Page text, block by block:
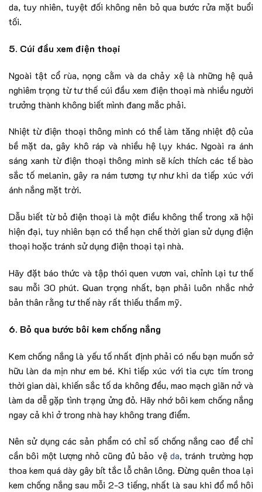
da, tuy nhiên, tuyệt đối không nên bỏ qua bước rửa mặt buổi
tối.
5. Cúi đầu xem điện thoại
Ngoài tật cổ rùa, nọng cằm và da chảy xệ là những hệ quả
nghiêm trọng từ tư thế cúi đầu xem điện thoại mà nhiều người
trưởng thành không biết mình đang mắc phải.
Nhiệt từ điện thoại thông minh có thể làm tăng nhiệt độ của
bề mặt da, gây khô ráp và nhiều hệ lụy khác. Ngoài ra ánh
sáng xanh từ điện thoại thông minh sẽ kích thích các tế bào
sắc tố melanin, gây ra nám tương tự như khi da tiếp xúc với
ánh nắng mặt trời.
Dẫu biết từ bỏ điện thoại là một điều không thể trong xã hội
hiện đại, tuy nhiên bạn có thể hạn chế thời gian sử dụng điện
thoại hoặc tránh sử dụng điện thoại tại nhà.
Hãy đặt báo thức và tập thói quen vươn vai, chỉnh lại tư thế
sau mỗi 30 phút. Quan trọng nhất, bạn phải luôn nhắc nhở
bản thân rằng tư thế này rất thiếu thẩm mỹ.
6. Bỏ qua bước bôi kem chống nắng
Kem chống nắng là yếu tố nhất định phải có nếu bạn muốn sở
hữu làn da mịn như em bé. Khi tiếp xúc với tia cực tím trong
thời gian dài, khiến sắc tố da không đều, mao mạch giãn nở và
làm da dễ gặp tình trạng ửng đỏ. Hãy nhớ bôi kem chống nắng
ngay cả khi ở trong nhà hay không trang điểm.
Nên sử dụng các sản phẩm có chỉ số chống nắng cao để chỉ
cần bôi một lượng nhỏ cũng đủ bảo vệ da, tránh trường hợp
thoa kem quá dày gây bít tắc lỗ chân lông. Đừng quên thoa lại
kem chống nắng sau mỗi 2-3 tiếng, nhất là sau khi đổ mồ hôi